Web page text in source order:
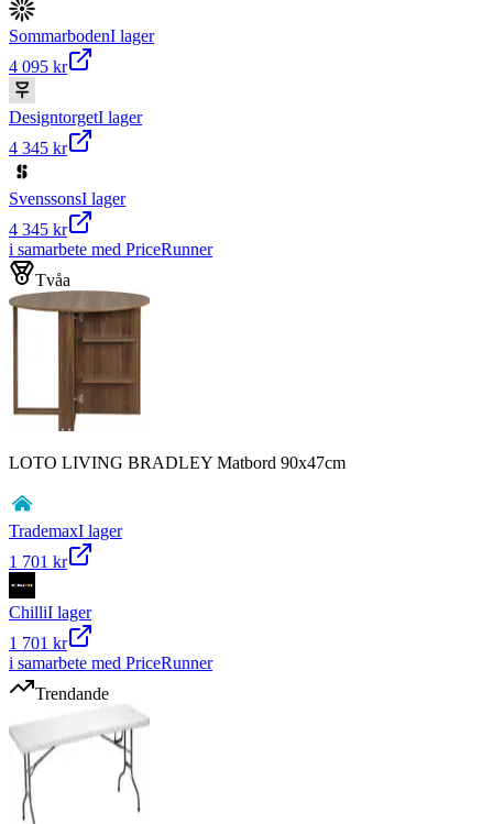
SommarbodenI lager
4 095 kr
DesigntorgetI lager
4 345 kr
SvenssonsI lager
4 345 kr
i samarbete med PriceRunner
Tvåa
LOTO LIVING BRADLEY Matbord 90x47cm
TrademaxI lager
1 701 kr
ChilliI lager
1 701 kr
i samarbete med PriceRunner
Trendande